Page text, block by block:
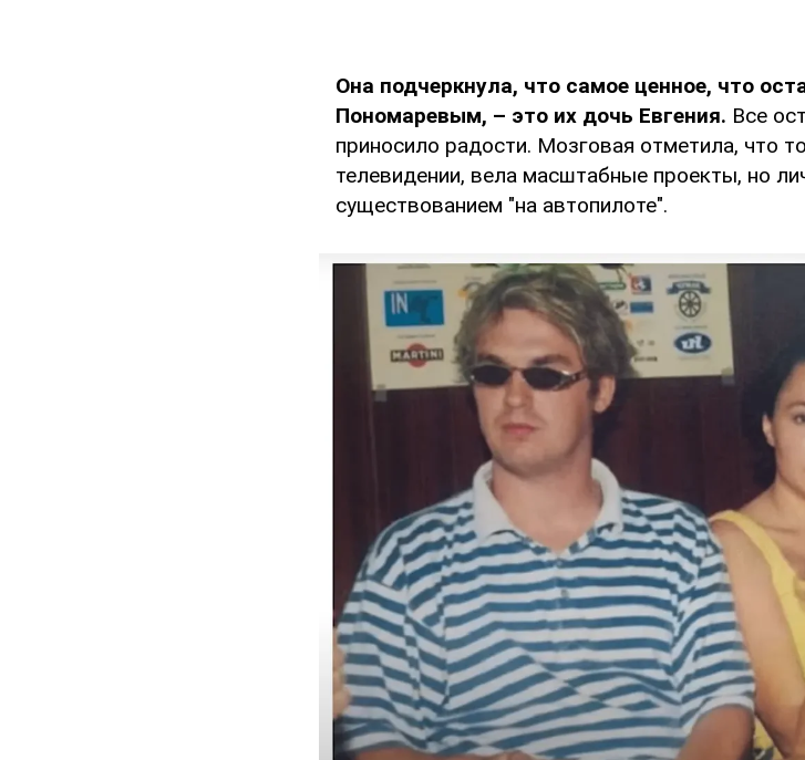
Она подчеркнула, что самое ценное, что
Пономаревым, – это их дочь Евгения. Все
приносило радости. Мозговая отметила, что
телевидении, вела масштабные проекты, но
существованием "на автопилоте".